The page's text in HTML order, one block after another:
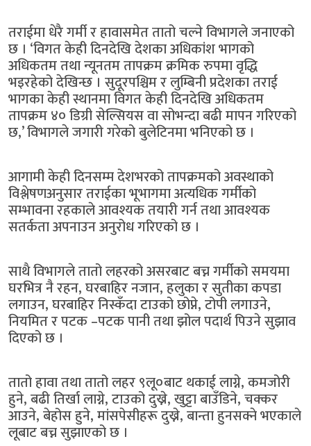
तराईमा धेरै गर्मी र हावासमेत तातो चल्ने विभागले जनाएको
छ । ‘विगत केही दिनदेखि देशका अधिकांश भागको
अधिकतम तथा न्यूनतम तापक्रम क्रमिक रुपमा वृद्धि
भइरहेको देखिन्छ । सुदूरपश्चिम र लुम्बिनी प्रदेशका तराई
भागका केही स्थानमा विगत केही दिनदेखि अधिकतम
तापक्रम ४० डिग्री सेल्सियस वा सोभन्दा बढी मापन गरिएको
छ,’ विभागले जगारी गरेको बुलेटिनमा भनिएको छ ।
आगामी केही दिनसम्म देशभरको तापक्रमको अवस्थाको
विश्लेषणअनुसार तराईका भूभागमा अत्यधिक गर्मीको
सम्भावना रहकाले आवश्यक तयारी गर्न तथा आवश्यक
सतर्कता अपनाउन अनुरोध गरिएको छ ।
साथै विभागले तातो लहरको असरबाट बच्न गर्मीको समयमा
घरभित्र नै रहन, घरबाहिर नजान, हलुका र सुतीका कपडा
लगाउन, घरबाहिर निस्कँदा टाउको छोप्ने, टोपी लगाउने,
नियमित र पटक –पटक पानी तथा झोल पदार्थ पिउने सुझाव
दिएको छ ।
तातो हावा तथा तातो लहर ९लू०बाट थकाई लाग्ने, कमजोरी
हुने, बढी तिर्खा लाग्ने, टाउको दुख्ने, खुट्टा बाउँडिने, चक्कर
आउने, बेहोस हुने, मांसपेसीहरू दुख्ने, बान्ता हुनसक्ने भएकाले
लूबाट बच्न सुझाएको छ ।